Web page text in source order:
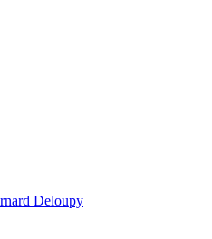
Deloupy